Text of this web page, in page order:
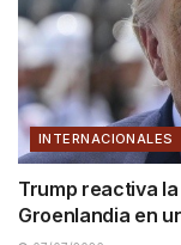
INTERNACIONALES
Trump reactiva
Groenlandia en